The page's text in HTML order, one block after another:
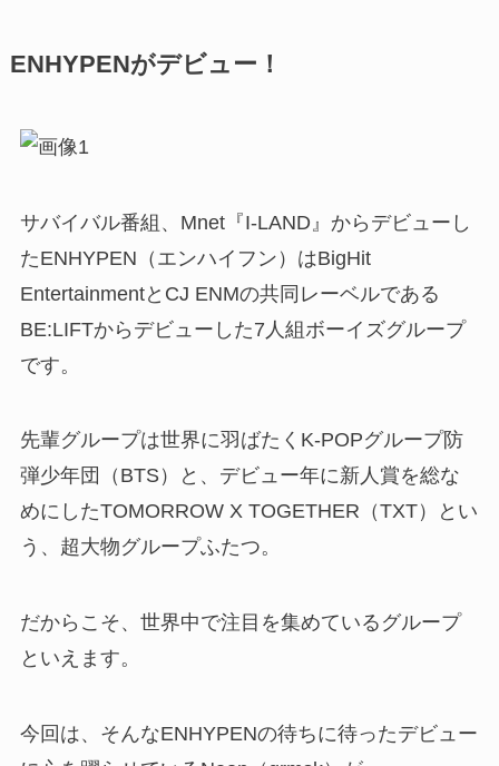
ENHYPENがデビュー！
サバイバル番組、Mnet『I-LAND』からデビューし
たENHYPEN（エンハイフン）はBigHit
EntertainmentとCJ ENMの共同レーベルである
BE:LIFTからデビューした7人組ボーイズグループ
です。
先輩グループは世界に羽ばたくK-POPグループ防
弾少年団（BTS）と、デビュー年に新人賞を総な
めにしたTOMORROW X TOGETHER（TXT）とい
う、超大物グループふたつ。
だからこそ、世界中で注目を集めているグループ
といえます。
今回は、そんなENHYPENの待ちに待ったデビュー